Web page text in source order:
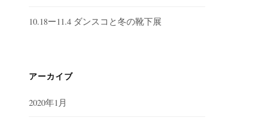
10.18ー11.4 ダンスコと冬の靴下展
アーカイブ
2020年1月